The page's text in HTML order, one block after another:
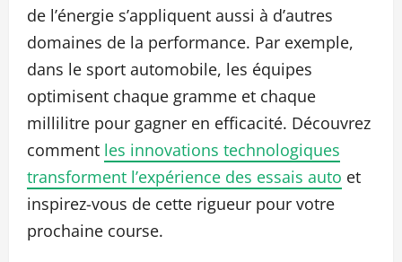
de l’énergie s’appliquent aussi à d’autres
domaines de la performance. Par exemple,
dans le sport automobile, les équipes
optimisent chaque gramme et chaque
millilitre pour gagner en efficacité. Découvrez
comment les innovations technologiques
transforment l’expérience des essais auto et
inspirez-vous de cette rigueur pour votre
prochaine course.